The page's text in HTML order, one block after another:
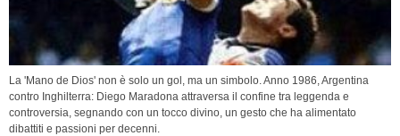
La 'Mano de Dios' non è solo un gol, ma un simbolo. Anno 1986, Argentina
contro Inghilterra: Diego Maradona attraversa il confine tra leggenda e
controversia, segnando con un tocco divino, un gesto che ha alimentato
dibattiti e passioni per decenni.